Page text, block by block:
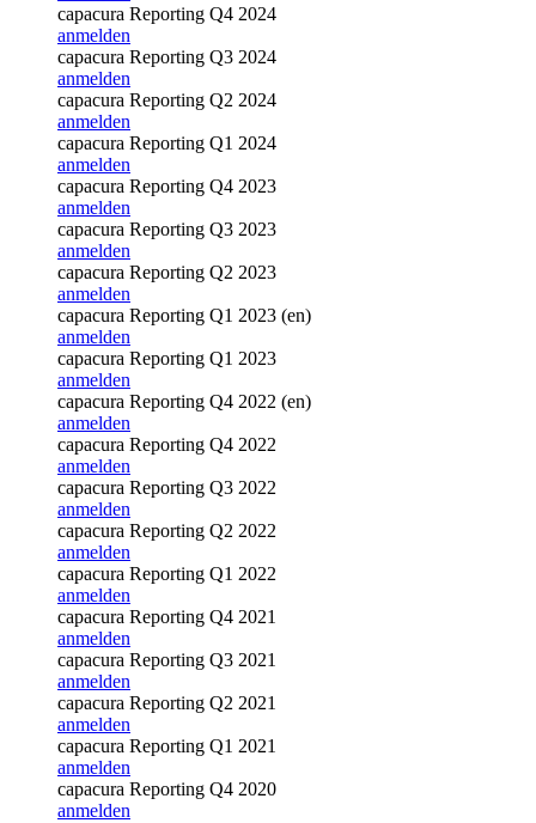
capacura Reporting Q4 2024
anmelden
capacura Reporting Q3 2024
anmelden
capacura Reporting Q2 2024
anmelden
capacura Reporting Q1 2024
anmelden
capacura Reporting Q4 2023
anmelden
capacura Reporting Q3 2023
anmelden
capacura Reporting Q2 2023
anmelden
capacura Reporting Q1 2023 (en)
anmelden
capacura Reporting Q1 2023
anmelden
capacura Reporting Q4 2022 (en)
anmelden
capacura Reporting Q4 2022
anmelden
capacura Reporting Q3 2022
anmelden
capacura Reporting Q2 2022
anmelden
capacura Reporting Q1 2022
anmelden
capacura Reporting Q4 2021
anmelden
capacura Reporting Q3 2021
anmelden
capacura Reporting Q2 2021
anmelden
capacura Reporting Q1 2021
anmelden
capacura Reporting Q4 2020
anmelden